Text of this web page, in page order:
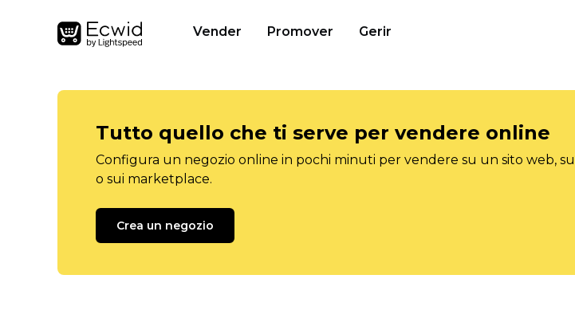
Vender Promover Gerir
Tutto quello che ti serve per vendere online
Configura un negozio online in pochi minuti per vendere su un sito web,
o sui marketplace.
Crea un negozio